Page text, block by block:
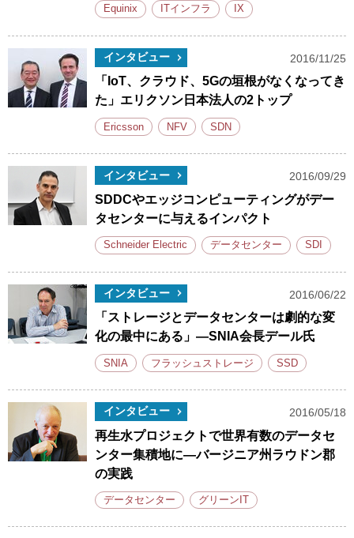
Equinix ITインフラ IX
インタビュー 2016/11/25
「IoT、クラウド、5Gの垣根がなくなってき
た」エリクソン日本法人の2トップ
Ericsson NFV SDN
インタビュー 2016/09/29
SDDCやエッジコンピューティングがデー
タセンターに与えるインパクト
Schneider Electric データセンター SDI
インタビュー 2016/06/22
「ストレージとデータセンターは劇的な変
化の最中にある」―SNIA会長デール氏
SNIA フラッシュストレージ SSD
インタビュー 2016/05/18
再生水プロジェクトで世界有数のデータセ
ンター集積地に―バージニア州ラウドン郡
の実践
データセンター グリーンIT